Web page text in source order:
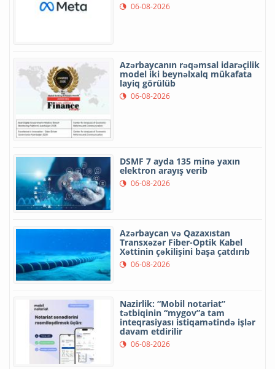
06-08-2026
Azərbaycanın rəqəmsal idarəçilik
model iki beynəlxalq mükafata
layiq görülüb
06-08-2026
DSMF 7 ayda 135 minə yaxın
elektron arayış verib
06-08-2026
Azərbaycan və Qazaxıstan
Transxəzər Fiber-Optik Kabel
Xəttinin çəkilişini başa çatdırıb
06-08-2026
Nazirlik: “Mobil notariat”
tətbiqinin “mygov”a tam
inteqrasiyası istiqamətində işlər
davam etdirilir
06-08-2026